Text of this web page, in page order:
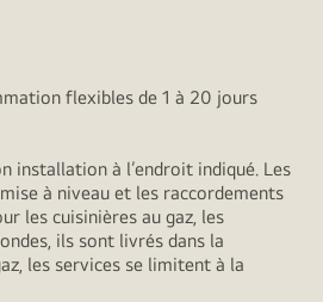
flexibles de 1 à 20 jours
installation à l’endroit indiqué. Les
à niveau et les raccordements
les cuisinières au gaz, les
ils sont livrés dans la
les services se limitent à la